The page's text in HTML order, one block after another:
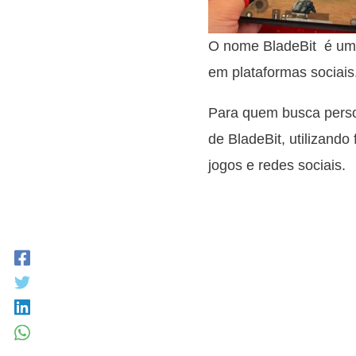
O nome BladeBit é
em plataformas
Para quem busca
de BladeBit, utilizando
jogos e redes sociais.